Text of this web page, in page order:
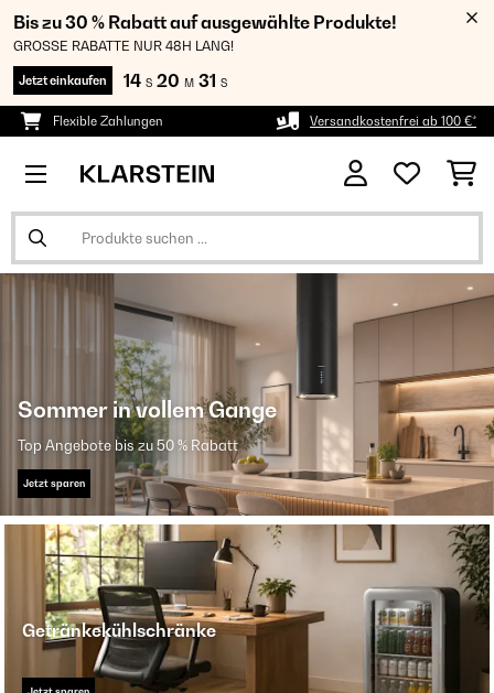
Bis zu 30 % Rabatt auf ausgewählte Produkte!
GROSSE RABATTE NUR 48H LANG!
Jetzt einkaufen 14 S 20 M 30 S
Flexible Zahlungen Versandkostenfrei ab 100 €*
Sommer in vollem Gange
Top Angebote bis zu 50 % Rabatt
Jetzt sparen
Getränkekühlschränke